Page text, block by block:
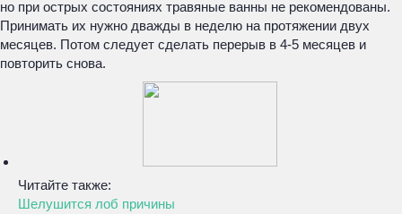
но при острых состояниях травяные ванны не рекомендованы.
Принимать их нужно дважды в неделю на протяжении двух
месяцев. Потом следует сделать перерыв в 4-5 месяцев и
повторить снова.
Читайте также:
Шелушится лоб причины